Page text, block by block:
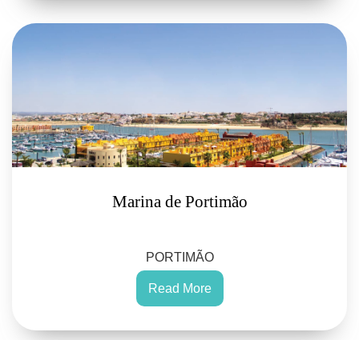
Marina de Portimão
PORTIMÃO
Read More